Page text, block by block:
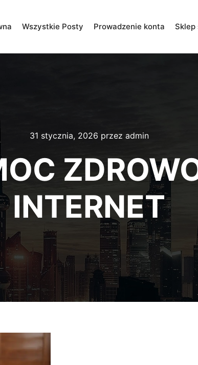
Wszystkie Posty Prowadzenie konta Sklep
31 stycznia, 2026 przez admin
INTERNET